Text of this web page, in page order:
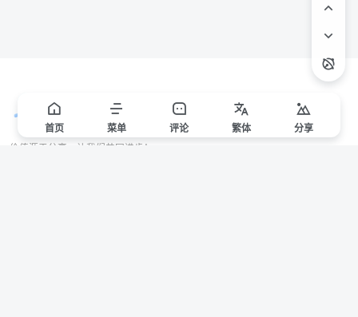
首页 菜单 评论 繁体 分享
价值源于分享，让我们共同进步！